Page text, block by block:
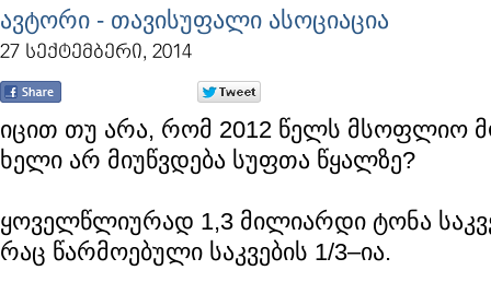
ავტორი - თავისუფალი ასოციაცია
27 სექტემბერი, 2014
იცით თუ არა, რომ 2012 წელს მსოფლიო
ხელი არ მიუწვდება სუფთა წყალზე?
ყოველწლიურად 1,3 მილიარდი ტონა
რაც წარმოებული საკვების 1/3–ია.